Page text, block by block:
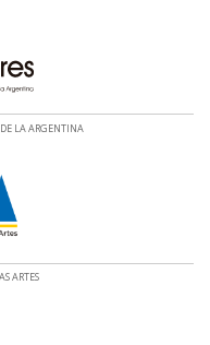
LA ARGENTINA
ARTES